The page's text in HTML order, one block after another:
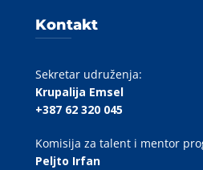
Kontakt
Sekretar udruženja:
Krupalija Emsel
+387 62 320 045
Komisija za talent i mentor
Peljto Irfan